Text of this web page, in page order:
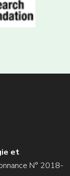
et
N° 2018-